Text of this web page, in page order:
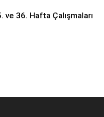
ve 36. Hafta Çalışmaları